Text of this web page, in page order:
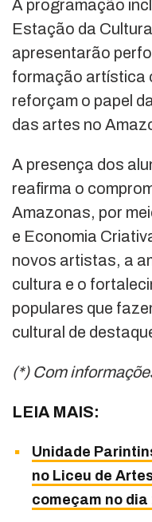
A programação
Estação da
apresentarão
formação artística
reforçam o papel
das artes no
A presença dos
reafirma o
Amazonas, por
e Economia
novos artistas, a
cultura e o
populares que
cultural de
(*) Com
LEIA MAIS:
Unidade
no Liceu de
começam no dia